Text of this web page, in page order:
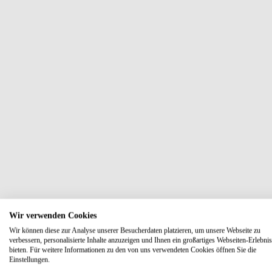
Wir verwenden Cookies
Wir können diese zur Analyse unserer Besucherdaten platzieren, um unsere Webseite zu
verbessern, personalisierte Inhalte anzuzeigen und Ihnen ein großartiges Webseiten-
bieten. Für weitere Informationen zu den von uns verwendeten Cookies öffnen Sie die
Einstellungen.